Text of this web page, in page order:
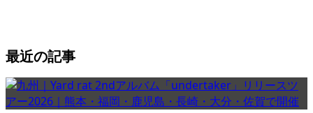
最近の記事